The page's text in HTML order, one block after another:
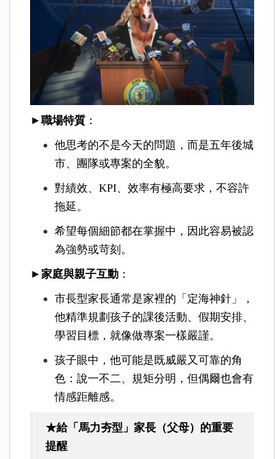
►職場特質 ：
他思考的不是今天的問題，而是五年後城
市、團隊或專案的全貌。
對績效、KPI、效率有極高要求，不容許
拖延。
希望每個細節都在掌握中，因此容易被認
為強勢或苛刻。
►家庭與親子互動 ：
市長型家長通常是家裡的「定海神針」，
他精準規劃孩子的課後活動、假期安排、
學習目標，就像做專案一樣嚴謹。
孩子眼中，他可能是既威嚴又可靠的角
色：說一不二、規矩分明，但偶爾也會有
情感距離感。
★給「馬力夯型」家長（父母）的重要
提醒